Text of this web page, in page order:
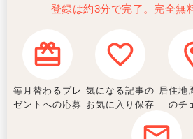
登録は約3分で完了。完全無
毎月替わるプレ
ゼントへの応募
気になる記事の
お気に入り保存
居住地
のチ